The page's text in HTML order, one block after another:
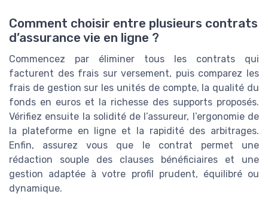
Comment choisir entre plusieurs contrats
d’assurance vie en ligne ?
Commencez par éliminer tous les contrats qui
facturent des frais sur versement, puis comparez les
frais de gestion sur les unités de compte, la qualité du
fonds en euros et la richesse des supports proposés.
Vérifiez ensuite la solidité de l’assureur, l’ergonomie de
la plateforme en ligne et la rapidité des arbitrages.
Enfin, assurez vous que le contrat permet une
rédaction souple des clauses bénéficiaires et une
gestion adaptée à votre profil prudent, équilibré ou
dynamique.